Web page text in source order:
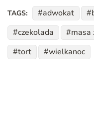
TAGS: adwokat
czekolada
masa
tort
wielkanoc